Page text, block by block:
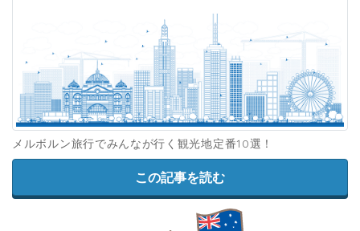
メルボルン旅行でみんなが行く観光地定番10選！
この記事を読む